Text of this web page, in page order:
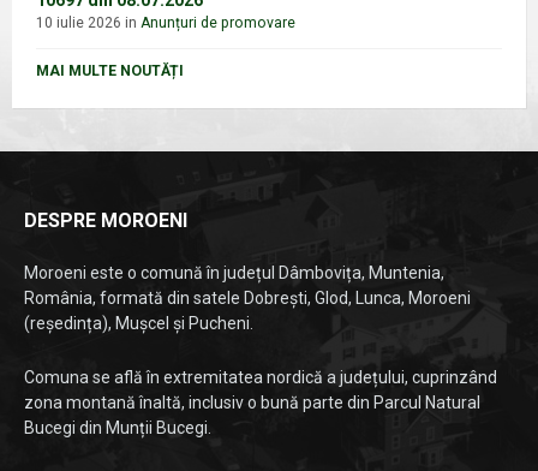
10 iulie 2026 in Anunțuri de promovare
MAI MULTE NOUTĂȚI
DESPRE MOROENI
Moroeni este o comună în județul Dâmbovița, Muntenia,
România, formată din satele Dobrești, Glod, Lunca, Moroeni
(reședința), Mușcel și Pucheni.
Comuna se află în extremitatea nordică a județului, cuprinzând
zona montană înaltă, inclusiv o bună parte din Parcul Natural
Bucegi din Munții Bucegi.